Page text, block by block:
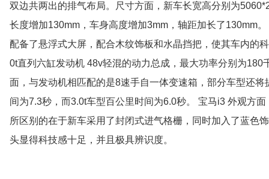
双边共两出的排气布局。尺寸方面，新车长宽高分别为
长度增加130mm，车身高度增加3mm，轴距加长了130mm
配备了悬浮式大屏，配合木纹饰板和水晶挡把，使其车内的
0t直列六缸发动机 48v轻混的动力总成，最大功率分别为
面，与发动机相匹配的是8速手自一体变速箱，部分车型还
间为7.3秒，而3.0t车型百公里时间为6.0秒。 宝马i3 外观方
所区别的在于新车采用了封闭式进气格栅，同时加入了蓝色
头显得科技感十足，并且极具辨识度。